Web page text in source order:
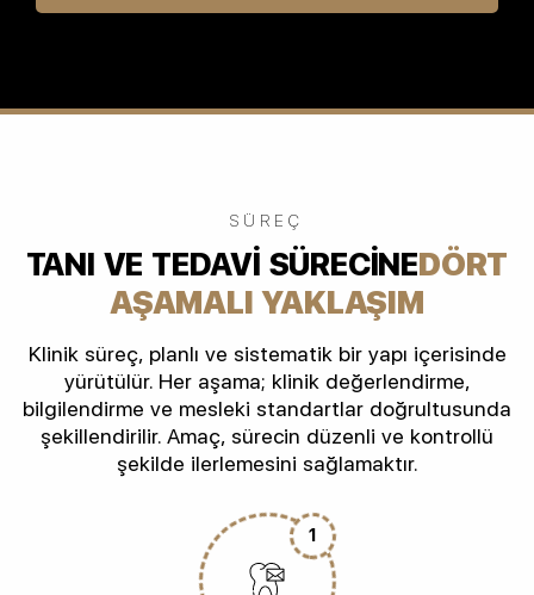
SÜREÇ
TANI VE TEDAVI SÜRECINEDÖRT
AŞAMALI YAKLAŞIM
Klinik süreç, planlı ve sistematik bir yapı içerisinde
yürütülür. Her aşama; klinik değerlendirme,
bilgilendirme ve mesleki standartlar doğrultusunda
şekillendirilir. Amaç, sürecin düzenli ve kontrollü
şekilde ilerlemesini sağlamaktır.
1